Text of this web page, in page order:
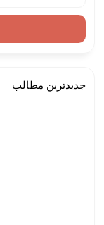
جدیدترین مطالب